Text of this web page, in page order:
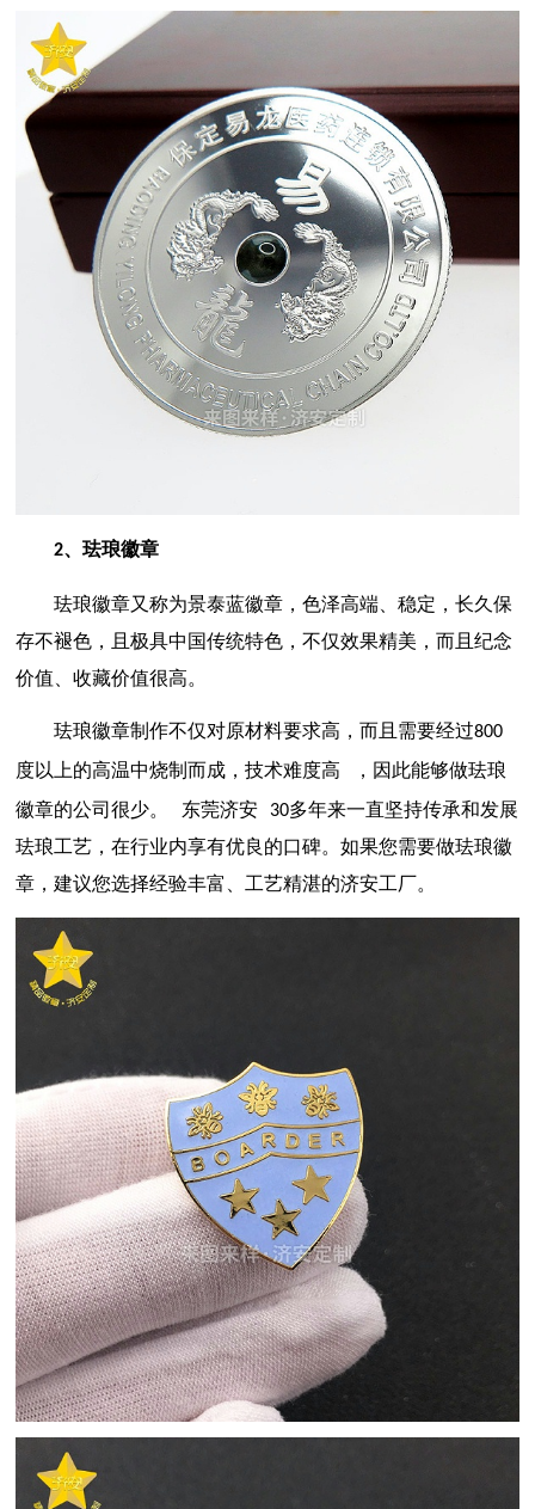
2、珐琅徽章
珐琅徽章又称为景泰蓝徽章，色泽高端、稳定，长久保
存不褪色，且极具中国传统特色，不仅效果精美，而且纪念
价值、收藏价值很高。
珐琅徽章制作不仅对原材料要求高，而且需要经过800
度以上的高温中烧制而成，技术难度高
，因此能够做珐琅
徽章的公司很少。 东莞济安 30多年来一直坚持传承和发展
珐琅工艺，在行业内享有优良的口碑。如果您需要做珐琅徽
章，建议您选择经验丰富、工艺精湛的济安工厂。